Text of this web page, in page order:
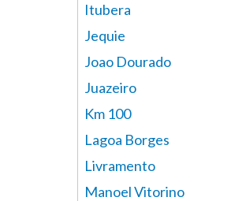
Itubera
Jequie
Joao Dourado
Juazeiro
Km 100
Lagoa Borges
Livramento
Manoel Vitorino